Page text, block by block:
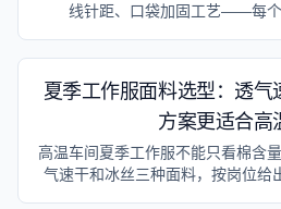
线针距、口袋加固工艺——每个
夏季工作服面料选型：透气
方案更适合高
高温车间夏季工作服不能只看棉含
气速干和冰丝三种面料，按岗位给